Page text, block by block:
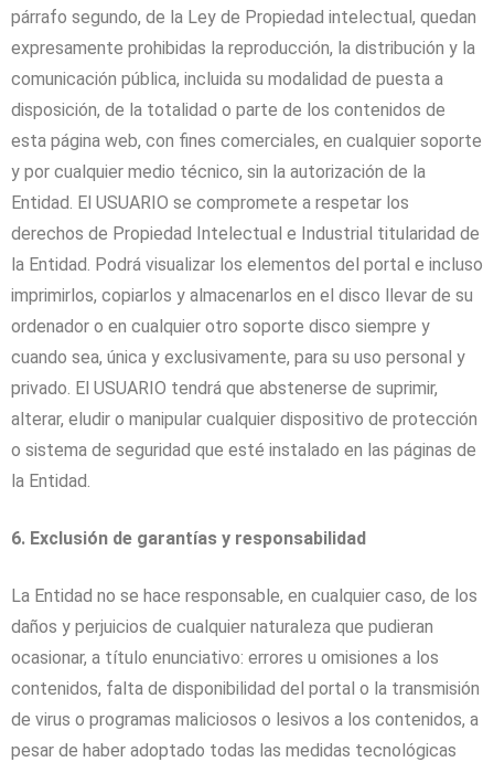
párrafo segundo, de la Ley de Propiedad intelectual, quedan
expresamente prohibidas la reproducción, la distribución y la
comunicación pública, incluida su modalidad de puesta a
disposición, de la totalidad o parte de los contenidos de
esta página web, con fines comerciales, en cualquier soporte
y por cualquier medio técnico, sin la autorización de la
Entidad. El USUARIO se compromete a respetar los
derechos de Propiedad Intelectual e Industrial titularidad de
la Entidad. Podrá visualizar los elementos del portal e incluso
imprimirlos, copiarlos y almacenarlos en el disco llevar de su
ordenador o en cualquier otro soporte disco siempre y
cuando sea, única y exclusivamente, para su uso personal y
privado. El USUARIO tendrá que abstenerse de suprimir,
alterar, eludir o manipular cualquier dispositivo de protección
o sistema de seguridad que esté instalado en las páginas de
la Entidad.
6. Exclusión de garantías y responsabilidad
La Entidad no se hace responsable, en cualquier caso, de los
daños y perjuicios de cualquier naturaleza que pudieran
ocasionar, a título enunciativo: errores u omisiones a los
contenidos, falta de disponibilidad del portal o la transmisión
de virus o programas maliciosos o lesivos a los contenidos, a
pesar de haber adoptado todas las medidas tecnológicas